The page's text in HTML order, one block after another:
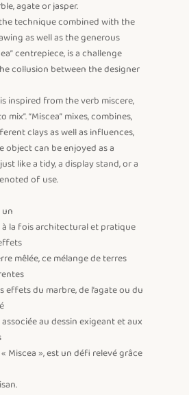
agate or jasper.
technique combined with the
as well as the generous
centrepiece, is a challenge
collusion between the designer
inspired from the verb miscere,
“Miscea” mixes, combines,
clays as well as influences,
object can be enjoyed as a
like a tidy, a display stand, or a
of use.
la fois architectural et pratique
mêlée, ce mélange de terres
du marbre, de l’agate ou du
au dessin exigeant et aux
Miscea », est un défi relevé grâce